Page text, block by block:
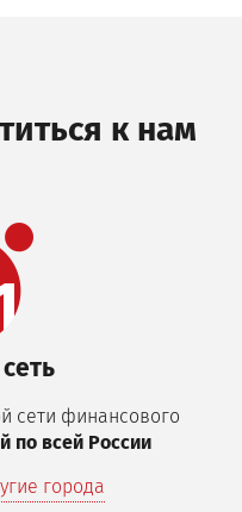
к нам
сети финансового
по всей России
города